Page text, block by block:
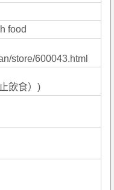
food
store/600043.html
飲食）)